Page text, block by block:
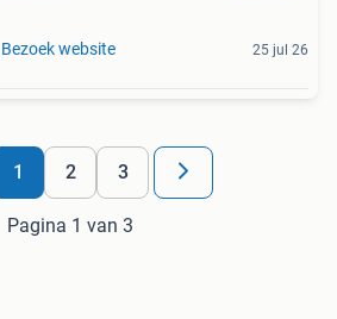
Bezoek website 25 jul 26
1 2 3
Pagina 1 van 3